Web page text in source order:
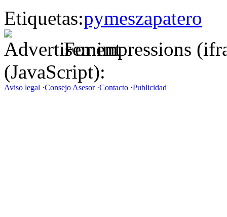
Etiquetas:pymeszapatero
For impressions
(JavaScript):
Aviso legal ·Consejo Asesor·Contacto ·Publicidad